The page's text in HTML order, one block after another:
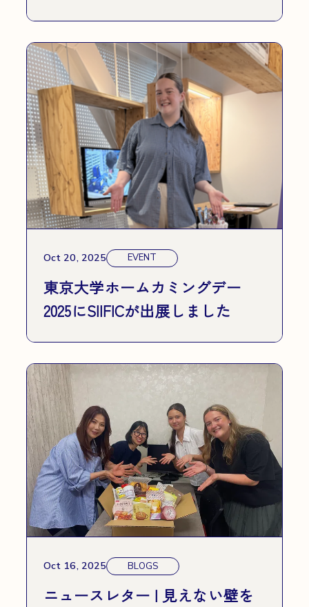
Oct 20, 2025 EVENT
東京大学ホームカミングデー
2025にSIIFICが出展しました
Oct 16, 2025 BLOGS
ニュースレター | 見えない壁を